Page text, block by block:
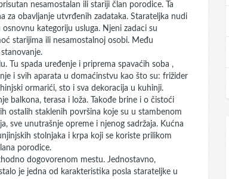
nesamostalan ili stariji član porodice. Ta
za obavljanje utvrđenih zadataka. Starateljka nudi
kategoriju usluga. Njeni zadaci su
starijima ili nesamostalnoj osobi. Među
Tu spada uređenje i priprema spavaćih soba ,
i svih aparata u domaćinstvu kao što su: frižider
ormarići, sto i sva dekoracija u kuhinji.
balkona, terasa i loža. Takođe brine i o čistoći
ostalih staklenih površina koje su u stambenom
sve unutrašnje opreme i njenog sadržaja. Kućna
stolnjaka i krpa koji se koriste prilikom
porodice.
dogovorenom mestu. Jednostavno,
je jedna od karakteristika posla starateljke u